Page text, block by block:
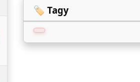
🏷️ Tagy